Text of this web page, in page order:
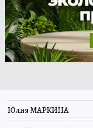
Юлия МАРКИНА